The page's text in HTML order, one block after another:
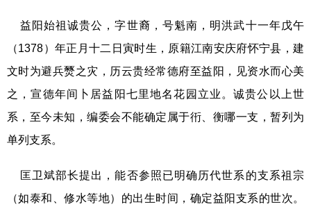
益阳始祖诚贵公，字世裔，号魁南，明洪武十一年戊午
（1378）年正月十二日寅时生，原籍江南安庆府怀宁县，建
文时为避兵燹之灾，历云贵经常德府至益阳，见资水而心美
之，宣德年间卜居益阳七里地名花园立业。诚贵公以上世
系，至今未知，编委会不能确定属于衎、衡哪一支，暂列为
单列支系。
匡卫斌部长提出，能否参照已明确历代世系的支系祖宗
（如泰和、修水等地）的出生时间，确定益阳支系的世次。